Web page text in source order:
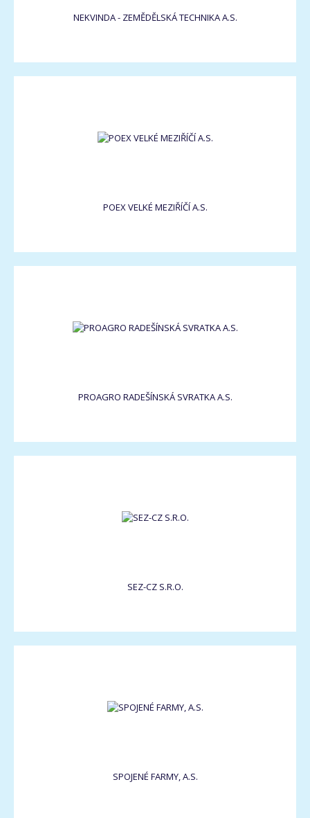
NEKVINDA - ZEMĚDĚLSKÁ TECHNIKA A.S.
POEX VELKÉ MEZIŘÍČÍ A.S.
PROAGRO RADEŠÍNSKÁ SVRATKA A.S.
SEZ-CZ S.R.O.
SPOJENÉ FARMY, A.S.